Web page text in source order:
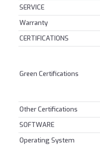
SERVICE
Warranty
CERTIFICATIONS
Green Certifications
Other Certifications
SOFTWARE
Operating System